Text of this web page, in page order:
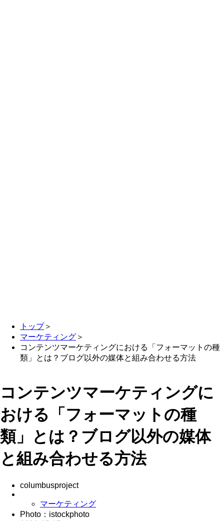
トップ＞
マーケティング ＞
コンテンツマーケティングにおける「フォーマットの種
類」とは？ブログ以外の媒体と組み合わせる方法
コンテンツマーケティングに
おける「フォーマットの種
類」とは？ブログ以外の媒体
と組み合わせる方法
columbusproject
マーケティング
Photo：istockphoto